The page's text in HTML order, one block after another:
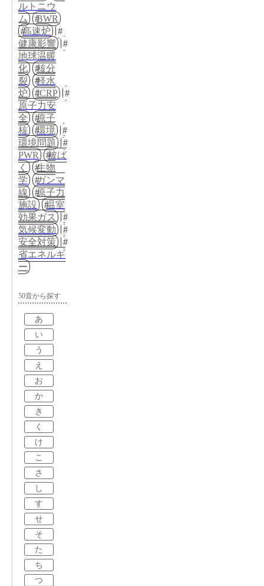
ルトニウ
ム
BWR
高速炉
健康影響
地球温暖
化
核分
裂
軽水
炉
ICRP
原子力安
全
原子
核
環境
環境問題
PWR
被ば
く
生物
学
ガンマ
線
原子力
施設
温室
効果ガス
気候変動
安全対策
省エネルギ
ー
50音から探す
あ
い
う
え
お
か
き
く
け
こ
さ
し
す
せ
そ
た
ち
つ